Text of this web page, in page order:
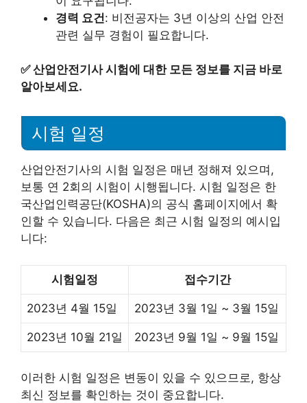
경력 요건: 비전공자는 3년 이상의 산업 안전
관련 실무 경험이 필요합니다.
✅산업안전기사 시험에 대한 모든 정보를 지금 바로
알아보세요.
시험 일정
산업안전기사의 시험 일정은 매년 정해져 있으며,
보통 연 2회의 시험이 시행됩니다. 시험 일정은 한
국산업인력공단(KOSHA)의 공식 홈페이지에서 확
인할 수 있습니다. 다음은 최근 시험 일정의 예시입
니다:
시험일정 접수기간
2023년 4월 15일 2023년 3월 1일 ~ 3월 15일
2023년 10월 21일 2023년 9월 1일 ~ 9월 15일
이러한 시험 일정은 변동이 있을 수 있으므로, 항상
최신 정보를 확인하는 것이 중요합니다.